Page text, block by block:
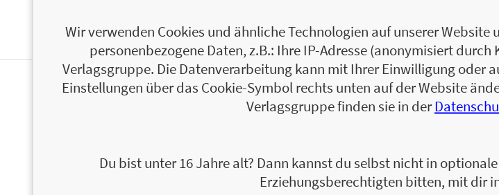
ÜBER GILL THACKRAY
Gill Thackray ist
einen Master of
London School of
zu verbessern.
Wir verwenden Cookies und ähnliche Technologien auf unserer
personenbezogene Daten, z.B.: Ihre IP-Adresse (anonymisiert
Verlagsgruppe. Die Datenverarbeitung kann mit Ihrer Einwilligung oder
Einstellungen über das Cookie-Symbol rechts unten auf der Website
Verlagsgruppe finden sie in der
Du bist unter 16 Jahre alt? Dann kannst du selbst nicht in
Erziehungsberechtigten bitten, mit dir